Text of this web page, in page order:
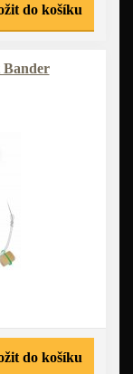
do košíku
Bander
do košíku